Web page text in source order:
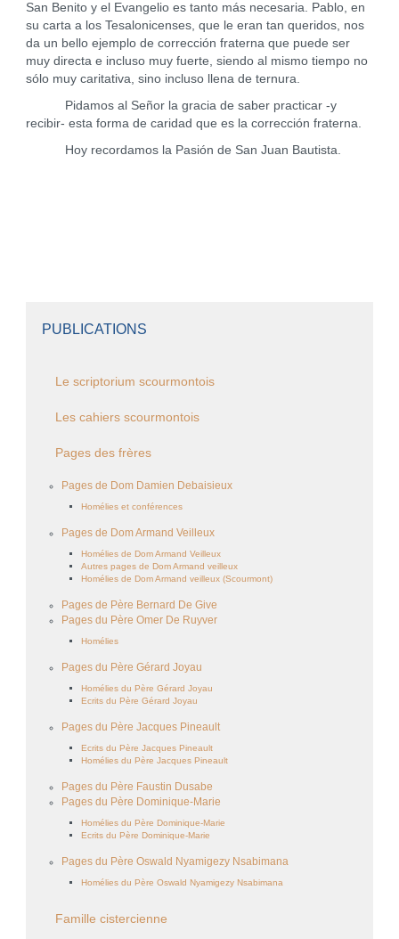
San Benito y el Evangelio es tanto más necesaria. Pablo, en
su carta a los Tesalonicenses, que le eran tan queridos, nos
da un bello ejemplo de corrección fraterna que puede ser
muy directa e incluso muy fuerte, siendo al mismo tiempo no
sólo muy caritativa, sino incluso llena de ternura.
Pidamos al Señor la gracia de saber practicar -y
recibir- esta forma de caridad que es la corrección fraterna.
Hoy recordamos la Pasión de San Juan Bautista.
PUBLICATIONS
Le scriptorium scourmontois
Les cahiers scourmontois
Pages des frères
Pages de Dom Damien Debaisieux
Homélies et conférences
Pages de Dom Armand Veilleux
Homélies de Dom Armand Veilleux
Autres pages de Dom Armand veilleux
Homélies de Dom Armand veilleux (Scourmont)
Pages de Père Bernard De Give
Pages du Père Omer De Ruyver
Homélies
Pages du Père Gérard Joyau
Homélies du Père Gérard Joyau
Ecrits du Père Gérard Joyau
Pages du Père Jacques Pineault
Ecrits du Père Jacques Pineault
Homélies du Père Jacques Pineault
Pages du Père Faustin Dusabe
Pages du Père Dominique-Marie
Homélies du Père Dominique-Marie
Ecrits du Père Dominique-Marie
Pages du Père Oswald Nyamigezy Nsabimana
Homélies du Père Oswald Nyamigezy Nsabimana
Famille cistercienne